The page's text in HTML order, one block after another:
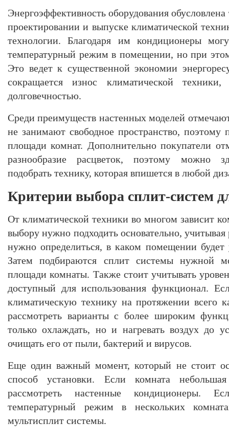
Энергоэффективность оборудования
проектировании и выпуске климатической
технологии. Благодаря им кондиционеры
температурный режим в помещении, но при этом
Это ведет к существенной экономии
сокращается износ климатической
долговечностью.
Среди преимуществ настенных моделей
не занимают свободное пространство, поэтому
площади комнат. Дополнительно покупатели
разнообразие расцветок, поэтому можно
подобрать технику, которая впишется в любой
Критерии выбора сплит-систем
От климатической техники во многом зависит
выбору нужно подходить основательно,
нужно определиться, в каком помещении будет
Затем подбираются сплит системы нужной
площади комнаты. Также стоит учитывать
доступный для использования функционал.
климатическую технику на протяжении всего
рассмотреть варианты с более широким
только охлаждать, но и нагревать воздух до
очищать его от пыли, бактерий и вирусов.
Еще один важный момент, который не стоит
способ установки. Если комната
рассмотреть настенные кондиционеры.
температурный режим в нескольких
мультисплит системы.